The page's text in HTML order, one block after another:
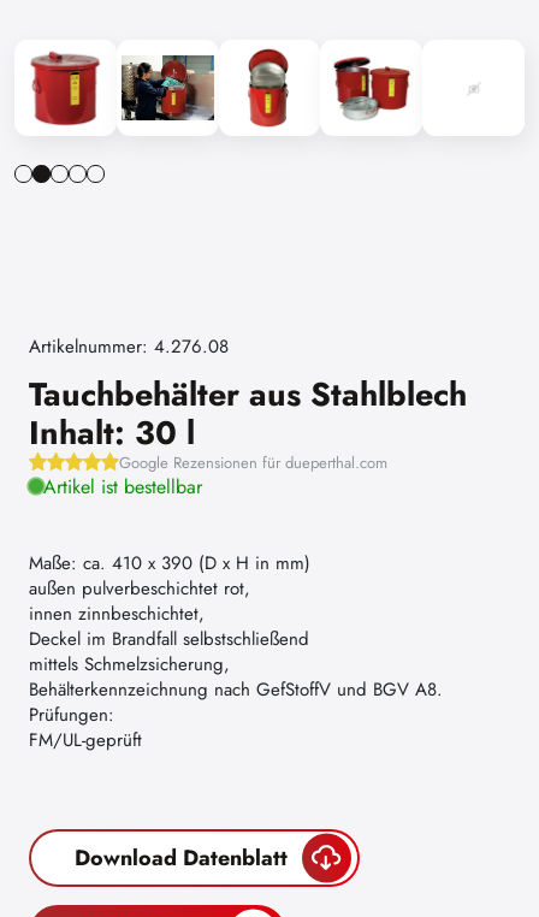
Artikelnummer: 4.276.08
Tauchbehälter aus Stahlblech
Inhalt: 30 l
Google Rezensionen für dueperthal.com
Artikel ist bestellbar
Maße: ca. 410 x 390 (D x H in mm)
außen pulverbeschichtet rot,
innen zinnbeschichtet,
Deckel im Brandfall selbstschließend
mittels Schmelzsicherung,
Behälterkennzeichnung nach GefStoffV und BGV A8.
Prüfungen:
FM/UL-geprüft
Download Datenblatt